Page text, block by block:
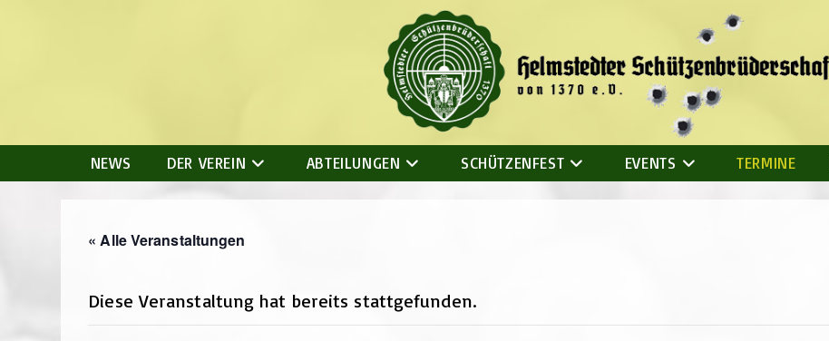
NEWS DER VEREIN ABTEILUNGEN SCHÜTZENFEST EVENTS TERMINE
« Alle Veranstaltungen
Diese Veranstaltung hat bereits stattgefunden.